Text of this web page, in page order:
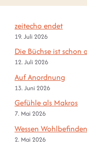
zeitecho endet
19. Juli 2026
Die Büchse ist schon
12. Juli 2026
Auf Anordnung
13. Juni 2026
Gefühle als Makros
7. Mai 2026
Wessen
2. Mai 2026